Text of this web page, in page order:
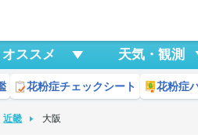
オススメ 天気・観測
花粉症チェックシート 花粉症
近畿 大阪